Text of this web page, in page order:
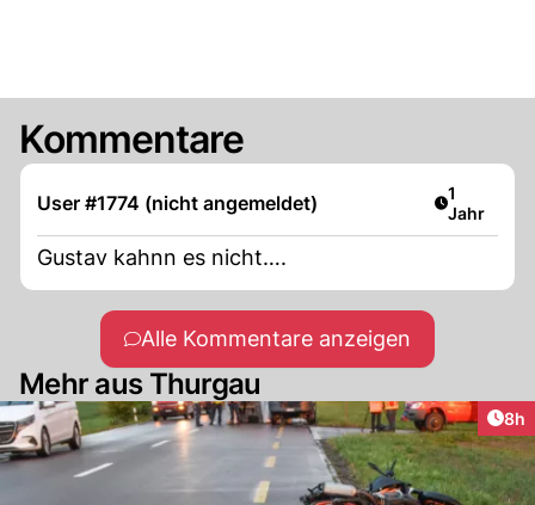
Kommentare
User #1774 (nicht angemeldet) Artikel
1
Jahr
Gustav kahnn es nicht….
Alle Kommentare anzeigen
Mehr aus Thurgau
8h